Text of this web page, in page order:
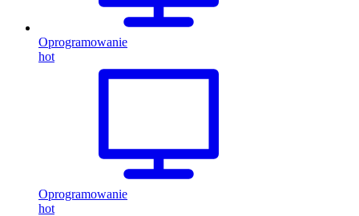
Oprogramowanie
hot
Oprogramowanie
hot